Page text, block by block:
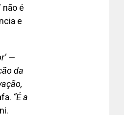
não é
e
—
da
“É a